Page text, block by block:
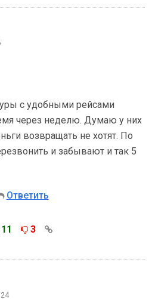
с удобными рейсами
через неделю. Думаю у них
возвращать не хотят. По
и забывают и так 5
Ответить
11 3